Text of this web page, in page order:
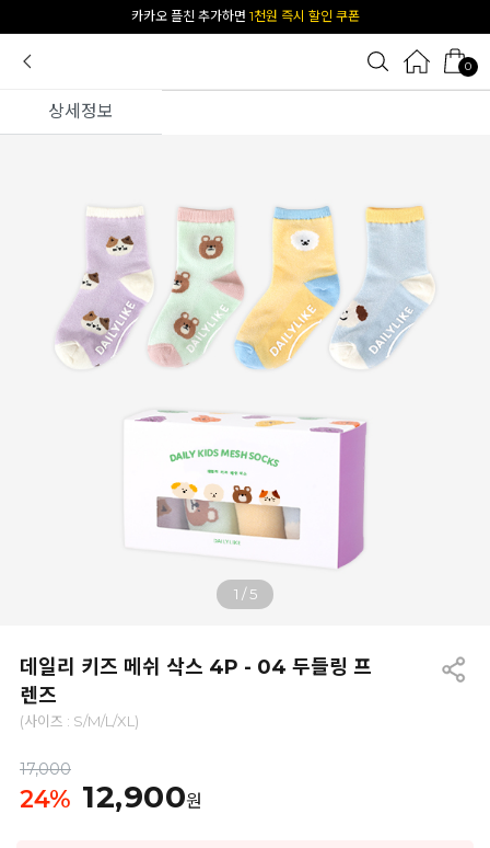
카카오 플친 추가하면 1천원 즉시 할인 쿠폰
0
상세정보
1 /5
데일리 키즈 메쉬 삭스 4P - 04 두들링 프
렌즈
(사이즈 : S/M/L/XL)
17,000
24% 12,900원